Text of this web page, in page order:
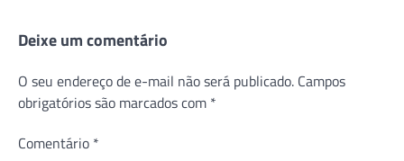
Deixe um comentário
O seu endereço de e-mail não será publicado. Campos
obrigatórios são marcados com *
Comentário *